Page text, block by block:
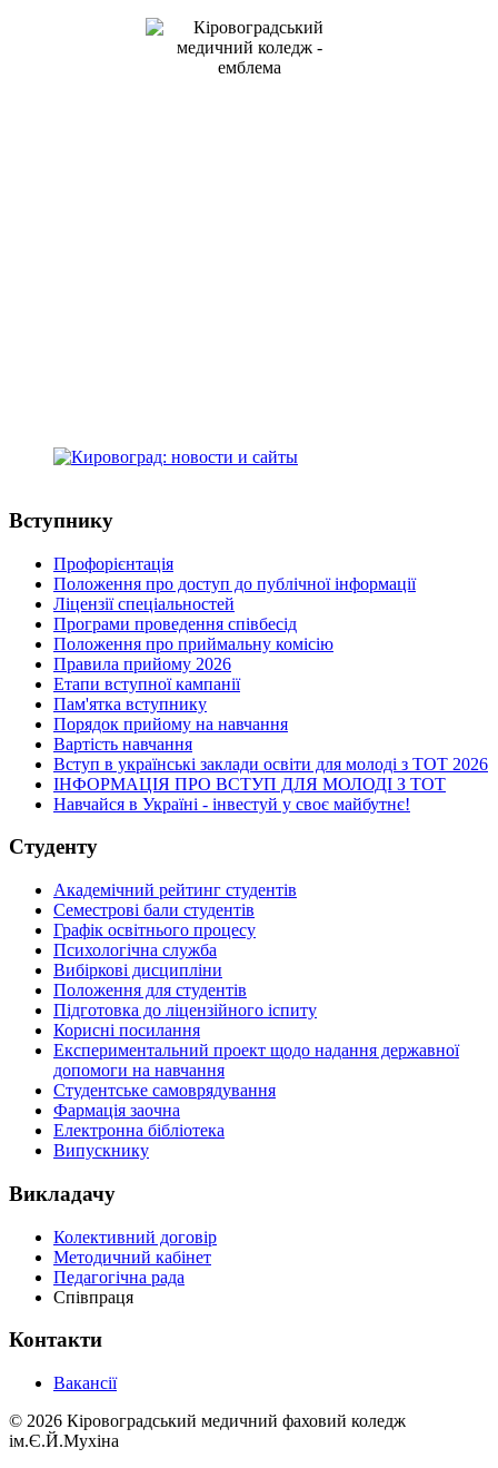
Вступнику
Профорієнтація
Положення про доступ до публічної інформації
Ліцензії спеціальностей
Програми проведення співбесід
Положення про приймальну комісію
Правила прийому 2026
Етапи вступної кампанії
Пам'ятка вступнику
Порядок прийому на навчання
Вартість навчання
Вступ в українські заклади освіти для молоді з ТОТ 2026
ІНФОРМАЦІЯ ПРО ВСТУП ДЛЯ МОЛОДІ З ТОТ
Навчайся в Україні - інвестуй у своє майбутнє!
Студенту
Академічний рейтинг студентів
Семестрові бали студентів
Графік освітнього процесу
Психологічна служба
Вибіркові дисципліни
Положення для студентів
Підготовка до ліцензійного іспиту
Корисні посилання
Експериментальний проект щодо надання державної
допомоги на навчання
Студентське самоврядування
Фармація заочна
Електронна бібліотека
Випускнику
Викладачу
Колективний договір
Методичний кабінет
Педагогічна рада
Співпраця
Контакти
Вакансії
© 2026 Кіровоградський медичний фаховий коледж
ім.Є.Й.Мухіна